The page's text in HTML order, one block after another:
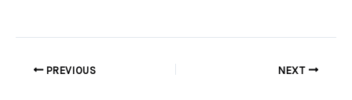
PREVIOUS NEXT